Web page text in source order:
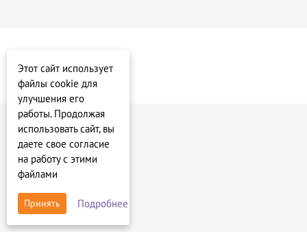
Этот сайт использует
файлы cookie для
улучшения его
работы. Продолжая
использовать сайт, вы
даете свое согласие
на работу с этими
файлами
Принять Подробнее